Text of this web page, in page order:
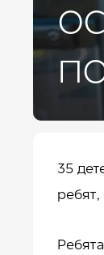
УСЛУГИ И
КУРОРТ
КОНТАКТЫ
35